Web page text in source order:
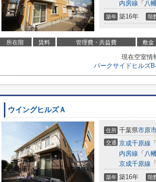
内房線 「 八
築年 築16年 階
所在階 賃料 管理費・共益費 敷金
現在空室情
パークサイドヒルズ
ウイングヒルズＡ
住所 千葉県市原
交通 京成千原線 「
内房線 「 八
京成千原線 「
築年 築16年 階